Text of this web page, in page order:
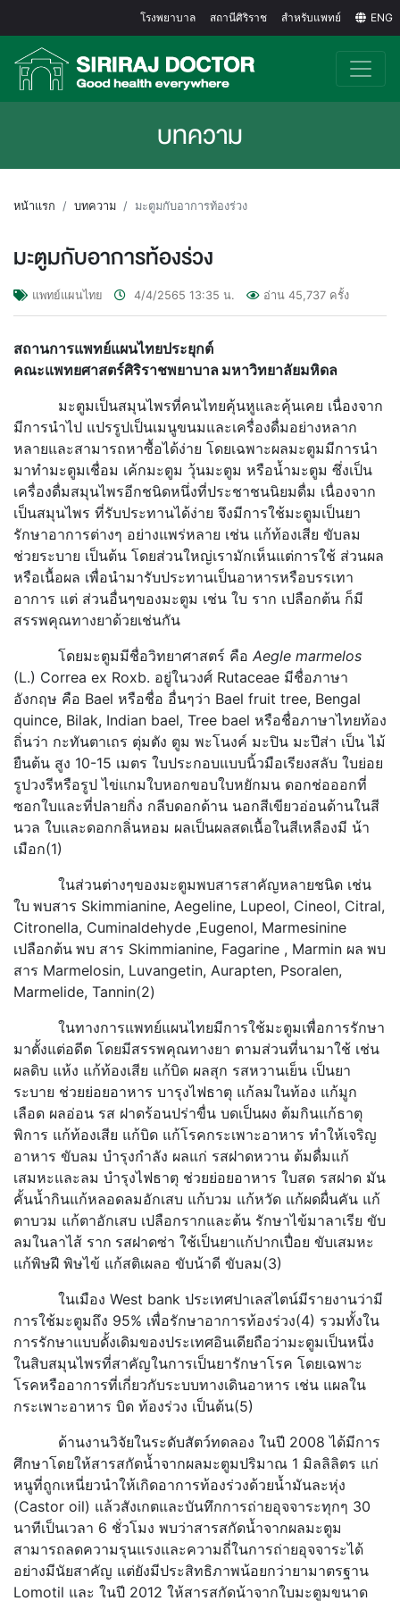
โรงพยาบาล สถานีศิริราช สำหรับแพทย์ ENG
บทความ
หน้าแรก บทความ มะตูมกับอาการท้องร่วง
มะตูมกับอาการท้องร่วง
แพทย์แผนไทย 4/4/2565 13:35 น. อ่าน 45,737 ครั้ง
สถานการแพทย์แผนไทยประยุกต์
คณะแพทยศาสตร์ศิริราชพยาบาล มหาวิทยาลัยมหิดล
มะตูมเป็นสมุนไพรที่คนไทยคุ้นหูและคุ้นเคย เนื่องจาก
มีการนำไป แปรรูปเป็นเมนูขนมและเครื่องดื่มอย่างหลาก
หลายและสามารถหาซื้อได้ง่าย โดยเฉพาะผลมะตูมมีการนำ
มาทำมะตูมเชื่อม เค้กมะตูม วุ้นมะตูม หรือน้ำมะตูม ซึ่งเป็น
เครื่องดื่มสมุนไพรอีกชนิดหนึ่งที่ประชาชนนิยมดื่ม เนื่องจาก
เป็นสมุนไพร ที่รับประทานได้ง่าย จึงมีการใช้มะตูมเป็นยา
รักษาอาการต่างๆ อย่างแพร่หลาย เช่น แก้ท้องเสีย ขับลม
ช่วยระบาย เป็นต้น โดยส่วนใหญ่เรามักเห็นแต่การใช้ ส่วนผล
หรือเนื้อผล เพื่อนำมารับประทานเป็นอาหารหรือบรรเทา
อาการ แต่ ส่วนอื่นๆของมะตูม เช่น ใบ ราก เปลือกต้น ก็มี
สรรพคุณทางยาด้วยเช่นกัน
โดยมะตูมมีชื่อวิทยาศาสตร์ คือ Aegle marmelos
(L.) Correa ex Roxb. อยู่ในวงศ์ Rutaceae มีชื่อภาษา
อังกฤษ คือ Bael หรือชื่อ อื่นๆว่า Bael fruit tree, Bengal
quince, Bilak, Indian bael, Tree bael หรือชื่อภาษาไทยท้อง
ถิ่นว่า กะทันตาเถร ตุ่มตัง ตูม พะโนงค์ มะปิน มะปีส่า เป็น ไม้
ยืนต้น สูง 10-15 เมตร ใบประกอบแบบนิ้วมือเรียงสลับ ใบย่อย
รูปวงรีหรือรูป ไข่แกมใบหอกขอบใบหยักมน ดอกช่อออกที่
ซอกใบและที่ปลายกิ่ง กลีบดอกด้าน นอกสีเขียวอ่อนด้านในสี
นวล ใบและดอกกลิ่นหอม ผลเป็นผลสดเนื้อในสีเหลืองมี น้า
เมือก(1)
ในส่วนต่างๆของมะตูมพบสารสาคัญหลายชนิด เช่น
ใบ พบสาร Skimmianine, Aegeline, Lupeol, Cineol, Citral,
Citronella, Cuminaldehyde ,Eugenol, Marmesinine
เปลือกต้น พบ สาร Skimmianine, Fagarine , Marmin ผล พบ
สาร Marmelosin, Luvangetin, Aurapten, Psoralen,
Marmelide, Tannin(2)
ในทางการแพทย์แผนไทยมีการใช้มะตูมเพื่อการรักษา
มาตั้งแต่อดีต โดยมีสรรพคุณทางยา ตามส่วนที่นามาใช้ เช่น
ผลดิบ แห้ง แก้ท้องเสีย แก้บิด ผลสุก รสหวานเย็น เป็นยา
ระบาย ช่วยย่อยอาหาร บารุงไฟธาตุ แก้ลมในท้อง แก้มูก
เลือด ผลอ่อน รส ฝาดร้อนปร่าขื่น บดเป็นผง ต้มกินแก้ธาตุ
พิการ แก้ท้องเสีย แก้บิด แก้โรคกระเพาะอาหาร ทำให้เจริญ
อาหาร ขับลม บำรุงกำลัง ผลแก่ รสฝาดหวาน ต้มดื่มแก้
เสมหะและลม บำรุงไฟธาตุ ช่วยย่อยอาหาร ใบสด รสฝาด มัน
คั้นน้ำกินแก้หลอดลมอักเสบ แก้บวม แก้หวัด แก้ผดผื่นคัน แก้
ตาบวม แก้ตาอักเสบ เปลือกรากและต้น รักษาไข้มาลาเรีย ขับ
ลมในลาไส้ ราก รสฝาดซ่า ใช้เป็นยาแก้ปากเปื่อย ขับเสมหะ
แก้พิษฝี พิษไข้ แก้สติเผลอ ขับน้าดี ขับลม(3)
ในเมือง West bank ประเทศปาเลสไตน์มีรายงานว่ามี
การใช้มะตูมถึง 95% เพื่อรักษาอาการท้องร่วง(4) รวมทั้งใน
การรักษาแบบดั้งเดิมของประเทศอินเดียถือว่ามะตูมเป็นหนึ่ง
ในสิบสมุนไพรที่สาคัญในการเป็นยารักษาโรค โดยเฉพาะ
โรคหรืออาการที่เกี่ยวกับระบบทางเดินอาหาร เช่น แผลใน
กระเพาะอาหาร บิด ท้องร่วง เป็นต้น(5)
ด้านงานวิจัยในระดับสัตว์ทดลอง ในปี 2008 ได้มีการ
ศึกษาโดยให้สารสกัดน้ำจากผลมะตูมปริมาณ 1 มิลลิลิตร แก่
หนูที่ถูกเหนี่ยวนำให้เกิดอาการท้องร่วงด้วยน้ำมันละหุ่ง
(Castor oil) แล้วสังเกตและบันทึกการถ่ายอุจจาระทุกๆ 30
นาทีเป็นเวลา 6 ชั่วโมง พบว่าสารสกัดน้ำจากผลมะตูม
สามารถลดความรุนแรงและความถี่ในการถ่ายอุจจาระได้
อย่างมีนัยสาคัญ แต่ยังมีประสิทธิภาพน้อยกว่ายามาตรฐาน
Lomotil และ ในปี 2012 ให้สารสกัดน้าจากใบมะตูมขนาด